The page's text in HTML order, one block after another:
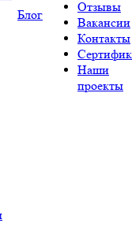
Блог
Отзывы
Вакансии
Контакты
Наши
проекты